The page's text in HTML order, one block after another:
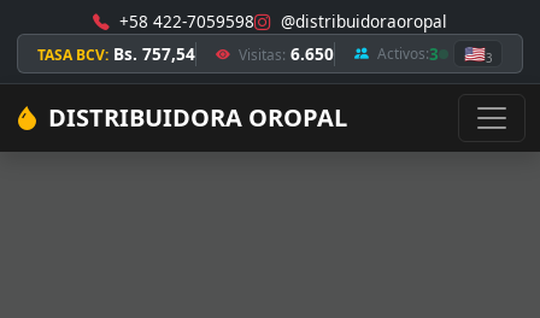
+58 422-7059598 @distribuidoraoropal
TASA BCV: Bs. 757,54 Visitas: 6.650 Activos:3 🇺🇸3
DISTRIBUIDORA OROPAL